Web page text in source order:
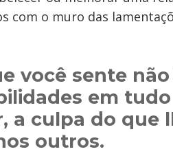
com o muro das
você sente
em
a culpa do que
outros.